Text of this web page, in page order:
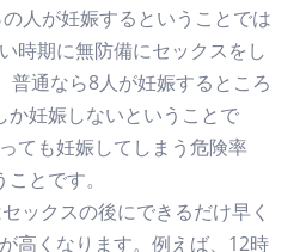
人が妊娠するということでは
時期に無防備にセックスをし
普通なら8人が妊娠するところ
か妊娠しないということで
ても妊娠してしまう危険率
とです。
ックスの後にできるだけ早く
高くなります。例えば、12時